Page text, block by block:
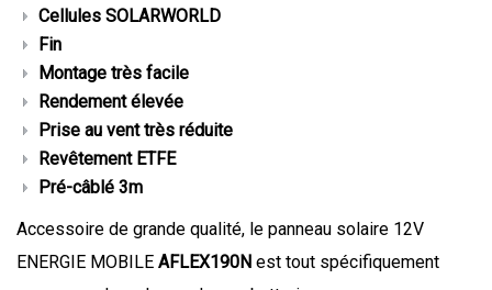
Cellules SOLARWORLD
Fin
Montage très facile
Rendement élevée
Prise au vent très réduite
Revêtement ETFE
Pré-câblé 3m
Accessoire de grande qualité, le panneau solaire 12V
ENERGIE MOBILE AFLEX190N est tout spécifiquement